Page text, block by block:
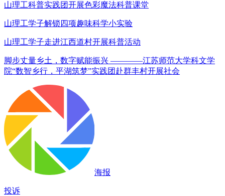
山理工科普实践团开展色彩魔法科普课堂
山理工学子解锁四项趣味科学小实验
山理工学子走进江西道村开展科普活动
脚步丈量乡土，数字赋能振兴 ————江苏师范大学科文学
院“数智乡行，平湖筑梦”实践团赴群丰村开展社会
海报
投诉